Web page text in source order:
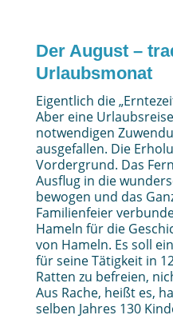
Der August –
Urlaubsmonat
Eigentlich die
Aber eine
notwendigen
ausgefallen. Die
Vordergrund. Das
Ausflug in die
bewogen und das
Familienfeier
Hameln für die
von Hameln. Es soll
für seine Tätigkeit in
Ratten zu befreien,
Aus Rache, heißt es,
selben Jahres 130